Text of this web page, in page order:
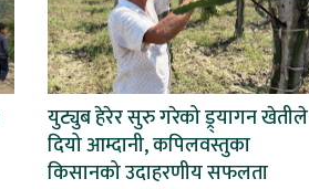
युट्युब हेरेर सुरु गरेको ड्र्यागन खेतीले
दियो आम्दानी, कपिलवस्तुका
किसानको उदाहरणीय सफलता